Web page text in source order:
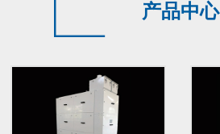
产品中心